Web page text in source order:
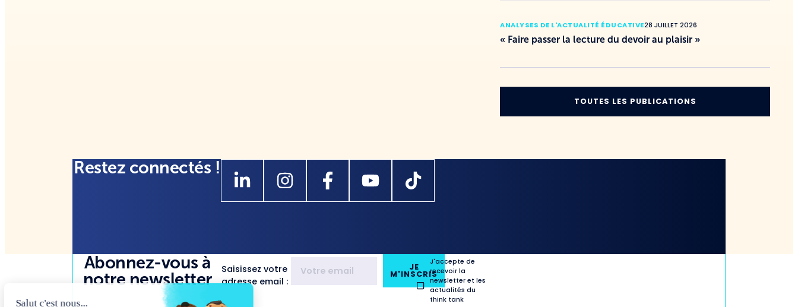
ANALYSES DE L'ACTUALITÉ ÉDUCATIVE28 JUILLET 2026
« Faire passer la lecture du devoir au plaisir »
TOUTES LES PUBLICATIONS
Restez connectés !
Abonnez-vous à
notre newsletter
Saisissez votre
adresse email :
JE
M'INSCRIS
J'accepte de
recevoir la
newsletter et les
actualités du
think tank